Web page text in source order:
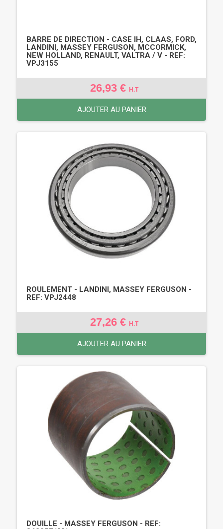
BARRE DE DIRECTION - CASE IH, CLAAS, FORD,
LANDINI, MASSEY FERGUSON, MCCORMICK,
NEW HOLLAND, RENAULT, VALTRA / V - REF:
VPJ3155
26,93 € H.T
AJOUTER AU PANIER
ROULEMENT - LANDINI, MASSEY FERGUSON -
REF: VPJ2448
27,26 € H.T
AJOUTER AU PANIER
DOUILLE - MASSEY FERGUSON - REF: